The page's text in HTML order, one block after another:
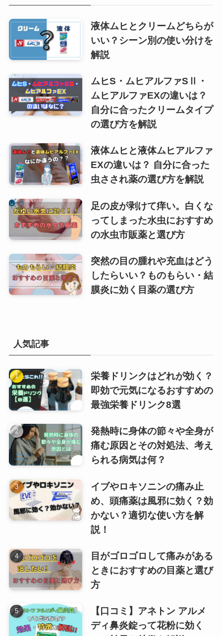
液体ムヒとクリームどちらが
いい？シーン別の使い分けを
解説
ムヒS・ムヒアルファSⅡ・
ムヒアルファEXの違いは？
自分に合ったクリームタイプ
の選び方を解説
液体ムヒと液体ムヒアルファ
EXの違いは？ 自分に合った
虫さされ薬の選び方を解説
足の皮が剥けて痒い。白くな
ってしまった水虫におすすめ
の水虫市販薬と選び方
突然の目の腫れや充血はどう
したらいい？ものもらい・結
膜炎に効く目薬の選び方
人気記事
栄養ドリンクはどれが効く？
即効で元気になるおすすめの
最強栄養ドリンク8選
発熱時に身体の節々や全身が
痛む原因とその対処法、考え
られる病気は何？
イブやロキソニンの痛み止
め、頭痛薬は風邪に効く？効
かない？適切な使い方を解
説！
目がゴロゴロして痛みがある
ときにおすすめの目薬と選び
方
【口コミ】アネトン アルメ
ディ鼻炎錠って花粉に効く